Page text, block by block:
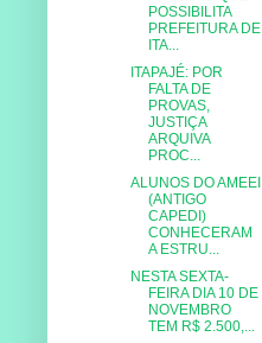
POSSIBILITA
PREFEITURA DE
ITA...
ITAPAJÉ: POR
FALTA DE
PROVAS,
JUSTIÇA
ARQUIVA
PROC...
ALUNOS DO AMEEI
(ANTIGO
CAPEDI)
CONHECERAM
A ESTRU...
NESTA SEXTA-
FEIRA DIA 10 DE
NOVEMBRO
TEM R$ 2.500,...